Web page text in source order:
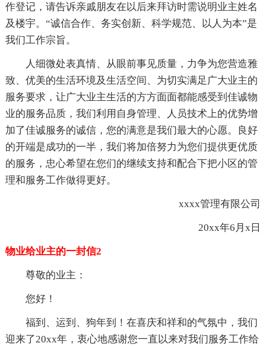
作登记，请告诉亲戚朋友在以后来拜访时需说明业主姓名
及楼宇。“诚信合作、务实创新、科学规范、以人为本”是
我们工作宗旨。
人细微处表真情、从眼前事见质量，力争为您营造雅
致、优美的生活环境及生活空间、为切实满足广大业主的
服务要求，让广大业主生活的方方面面都能感受到佳诚物
业的服务品质，我们利用自身管理、人员技术上的优势增
加了佳诚服务的诚信，您的满意是我们最大的心愿。良好
的开端是成功的一半，我们将加倍努力为您们提供更优质
的服务，忠心希望在您们的继续支持和配合下把小区的管
理和服务工作做得更好。
xxxx管理有限公司
20xx年6月x日
物业给业主的一封信2
尊敬的业主：
您好！
福到、运到、狗年到！在喜庆和祥和的气氛中，我们
迎来了20xx年，衷心地感谢您一直以来对我们服务工作给